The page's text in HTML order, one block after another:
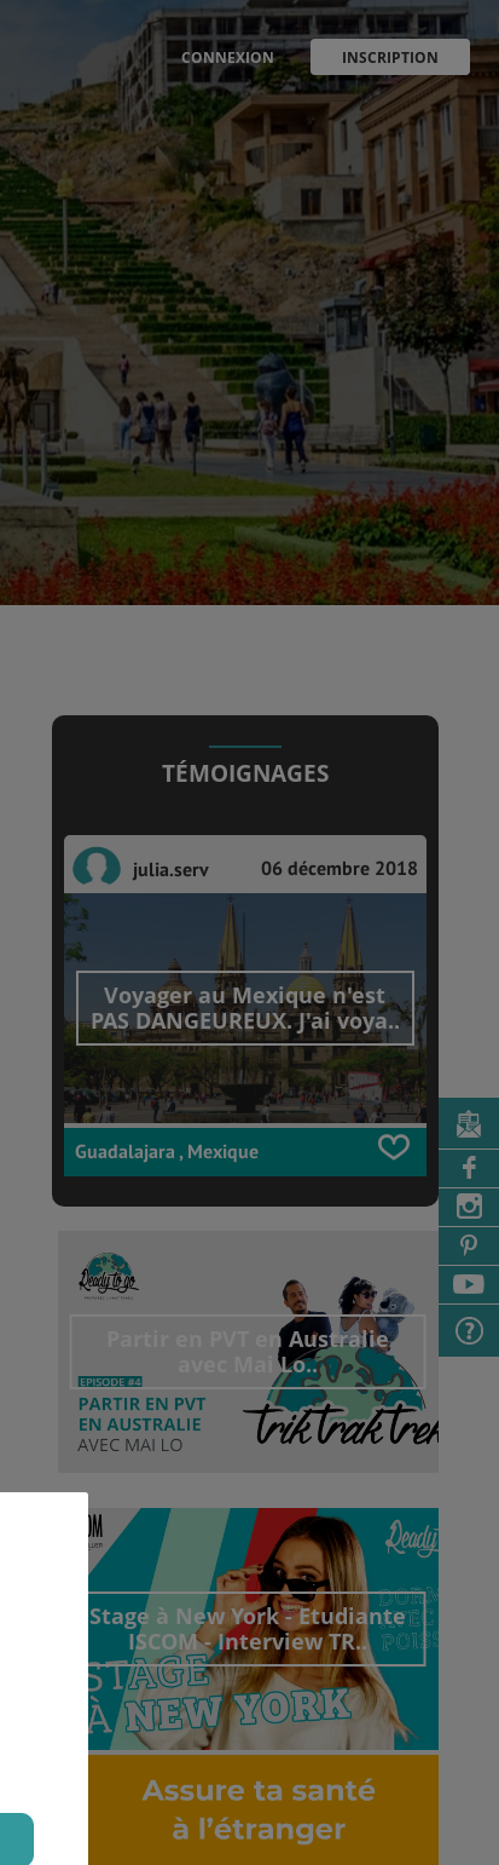
CONNEXION INSCRIPTION
TÉMOIGNAGES
julia.serv 06 décembre 2018
Voyager au Mexique n'est
PAS DANGEUREUX. J'ai voya..
Guadalajara , Mexique
Partir en PVT en Australie
avec Mai Lo..
Découvrir cet interview
Stage à New York - Etudiante
ISCOM - Interview TR..